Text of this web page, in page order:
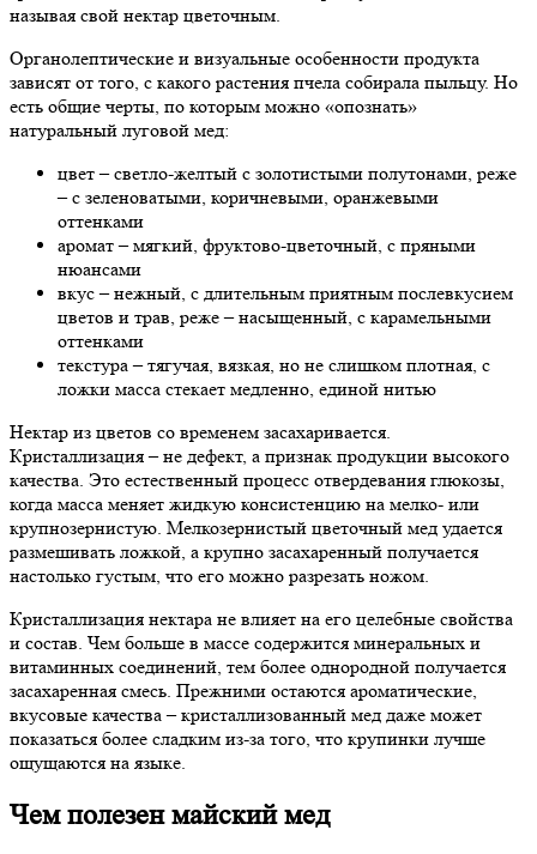
называя свой нектар цветочным.
Органолептические и визуальные особенности продукта
зависят от того, с какого растения пчела собирала пыльцу. Но
есть общие черты, по которым можно «опознать»
натуральный луговой мед:
цвет – светло-желтый с золотистыми полутонами, реже
– с зеленоватыми, коричневыми, оранжевыми
оттенками
аромат – мягкий, фруктово-цветочный, с пряными
нюансами
вкус – нежный, с длительным приятным послевкусием
цветов и трав, реже – насыщенный, с карамельными
оттенками
текстура – тягучая, вязкая, но не слишком плотная, с
ложки масса стекает медленно, единой нитью
Нектар из цветов со временем засахаривается.
Кристаллизация – не дефект, а признак продукции высокого
качества. Это естественный процесс отвердевания глюкозы,
когда масса меняет жидкую консистенцию на мелко- или
крупнозернистую. Мелкозернистый цветочный мед удается
размешивать ложкой, а крупно засахаренный получается
настолько густым, что его можно разрезать ножом.
Кристаллизация нектара не влияет на его целебные свойства
и состав. Чем больше в массе содержится минеральных и
витаминных соединений, тем более однородной получается
засахаренная смесь. Прежними остаются ароматические,
вкусовые качества – кристаллизованный мед даже может
показаться более сладким из-за того, что крупинки лучше
ощущаются на языке.
Чем полезен майский мед